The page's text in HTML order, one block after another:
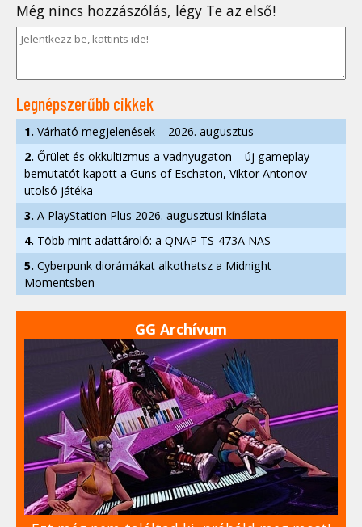
Még nincs hozzászólás, légy Te az első!
Legnépszerűbb cikkek
1. Várható megjelenések – 2026. augusztus
2. Őrület és okkultizmus a vadnyugaton – új gameplay-
bemutatót kapott a Guns of Eschaton, Viktor Antonov
utolsó játéka
3. A PlayStation Plus 2026. augusztusi kínálata
4. Több mint adattároló: a QNAP TS-473A NAS
5. Cyberpunk diorámákat alkothatsz a Midnight
Momentsben
GG Archívum